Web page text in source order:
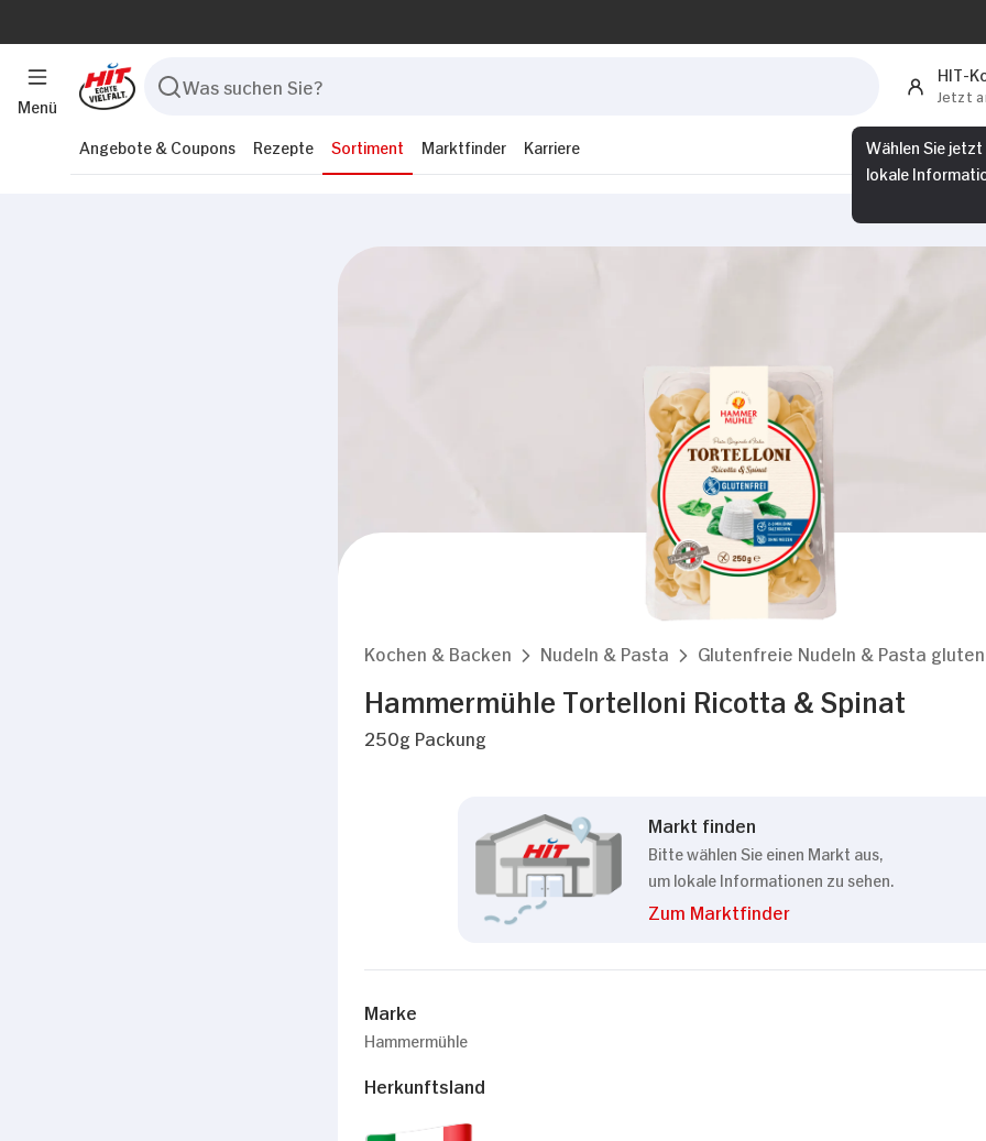
Menü
HIT-
Jetzt
Wählen Sie
lokale
Angebote & Coupons Rezepte Sortiment Marktfinder Karriere
Kochen & Backen Nudeln & Pasta Glutenfreie Nudeln & Pasta
Hammermühle Tortelloni Ricotta & Spinat
250g Packung
Markt finden
Bitte wählen Sie einen Markt aus,
um lokale Informationen zu sehen.
Zum Marktfinder
Marke
Hammermühle
Herkunftsland